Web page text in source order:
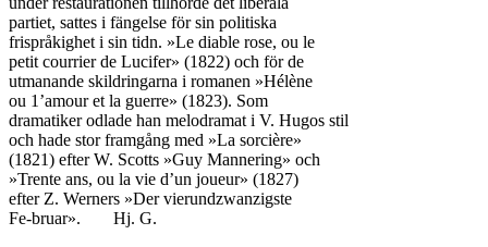
partiet, sattes i fängelse för sin politiska
frispråkighet i sin tidn. »Le diable rose, ou le
petit courrier de Lucifer» (1822) och för de
utmanande skildringarna i romanen »Hélène
ou 1’amour et la guerre» (1823). Som
dramatiker odlade han melodramat i V. Hugos stil
och hade stor framgång med »La sorcière»
(1821) efter W. Scotts »Guy Mannering» och
»Trente ans, ou la vie d’un joueur» (1827)
efter Z. Werners »Der vierundzwanzigste
Fe-bruar».	Hj. G.